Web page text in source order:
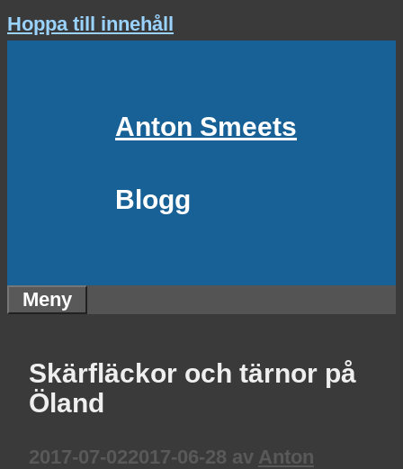
Hoppa till innehåll
Anton Smeets
Blogg
Meny
Skärfläckor och tärnor på
Öland
2017-07-022017-06-28 av Anton